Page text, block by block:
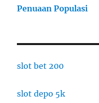
Penuaan Populasi
slot bet 200
slot depo 5k